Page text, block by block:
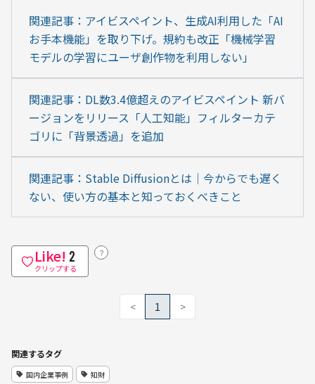
関連記事：アイビスペイント、生成AI利用した「AI
お手本機能」を取り下げ。規約も改正「機械学習
モデルの学習にユーザ創作物を利用しない」
関連記事：DL数3.4億超えのアイビスペイント 新バ
ージョンをリリース「人工知能」フィルターカテ
ゴリに「背景透過」を追加
関連記事：Stable Diffusionとは｜今からでも遅く
ない、使い方の基本と知っておくべきこと
Like! 2
クリップする
？
< 1 >
関連するタグ
国内企業事例 知財